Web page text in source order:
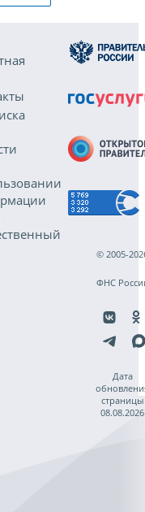
© 2005-
ФНС
Дата
страницы
08.08.2026